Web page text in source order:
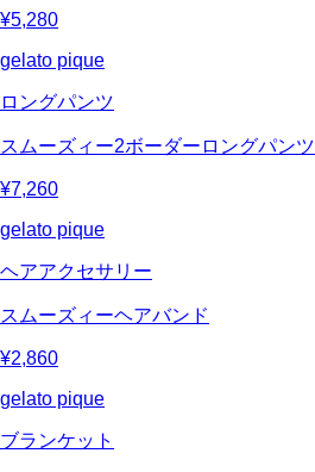
¥5,280
gelato pique
ロングパンツ
スムーズィー2ボーダーロングパンツ
¥7,260
gelato pique
ヘアアクセサリー
スムーズィーヘアバンド
¥2,860
gelato pique
ブランケット